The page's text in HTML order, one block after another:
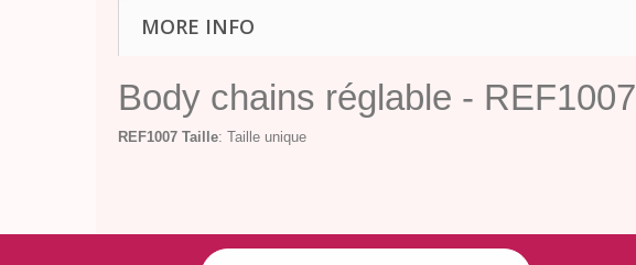
MORE INFO
Body chains réglable - REF1007
REF1007 Taille: Taille unique